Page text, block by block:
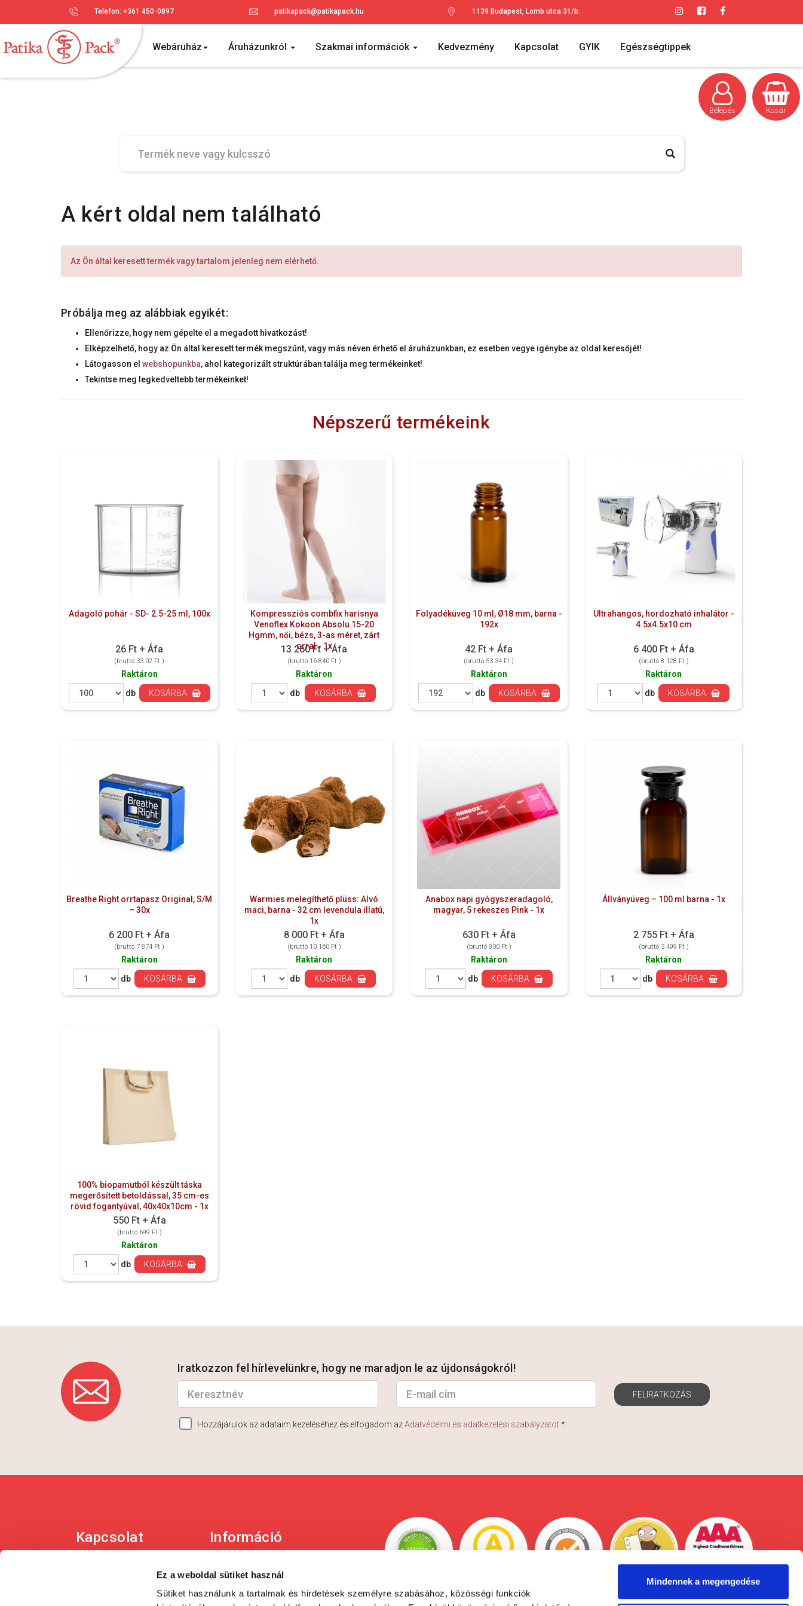
Ez a weboldal sütiket használ
Sütiket használunk a tartalmak és hirdetések személyre szabásához, közösségi funkciók
Mindennek a megengedése
Telefon: +361 450-0897 patikapack@patikapack.hu 1139 Budapest, Lomb utca 31/b.
Webáruház Áruházunkról Szakmai információk Kedvezmény Kapcsolat GYIK Egészségtippek
Belépés Kosár
A kért oldal nem található
Az Ön által keresett termék vagy tartalom jelenleg nem elérhető.
Próbálja meg az alábbiak egyikét:
Ellenőrizze, hogy nem gépelte el a megadott hivatkozást!
Elképzelhető, hogy az Ön által keresett termék megszűnt, vagy más néven érhető el áruházunkban, ez esetben vegye igénybe az oldal keresőjét!
Látogasson el webshopunkba, ahol kategorizált struktúrában találja meg termékeinket!
Tekintse meg legkedveltebb termékeinket!
Népszerű termékeink
Adagoló pohár - SD- 2.5-25 ml, 100x
26 Ft + Áfa
(bruttó 33.02 Ft )
Raktáron
db
KOSÁRBA
Kompressziós combfix harisnya
Venoflex Kokoon Absolu 15-20
Hgmm, női, bézs, 3-as méret, zárt
orral - 1x
13 260 Ft + Áfa
(bruttó 16 840 Ft )
Raktáron
db
KOSÁRBA
Folyadéküveg 10 ml, Ø18 mm, barna -
192x
42 Ft + Áfa
(bruttó 53.34 Ft )
Raktáron
db
KOSÁRBA
Ultrahangos, hordozható inhalátor -
4.5x4.5x10 cm
6 400 Ft + Áfa
(bruttó 8 128 Ft )
Raktáron
db
KOSÁRBA
Breathe Right orrtapasz Original, S/M
– 30x
6 200 Ft + Áfa
(bruttó 7 874 Ft )
Raktáron
db
KOSÁRBA
Warmies melegíthető plüss: Alvó
maci, barna - 32 cm levendula illatú,
1x
8 000 Ft + Áfa
(bruttó 10 160 Ft )
Raktáron
db
KOSÁRBA
Anabox napi gyógyszeradagoló,
magyar, 5 rekeszes Pink - 1x
630 Ft + Áfa
(bruttó 800 Ft )
Raktáron
db
KOSÁRBA
Állványüveg – 100 ml barna - 1x
2 755 Ft + Áfa
(bruttó 3 499 Ft )
Raktáron
db
KOSÁRBA
100% biopamutból készült táska
megerősített betoldással, 35 cm-es
rövid fogantyúval, 40x40x10cm - 1x
550 Ft + Áfa
(bruttó 699 Ft )
Raktáron
db
KOSÁRBA
Iratkozzon fel hírlevelünkre, hogy ne maradjon le az újdonságokról!
Hozzájárulok az adataim kezeléséhez és elfogadom azAdatvédelmi és adatkezelési szabályzatot*
FELIRATKOZÁS
Kapcsolat
patikapack@patikapack.hu
Cím: 1139 Budapest,
Információ
ÁSZF
Szállítási és fizetési
feltételek